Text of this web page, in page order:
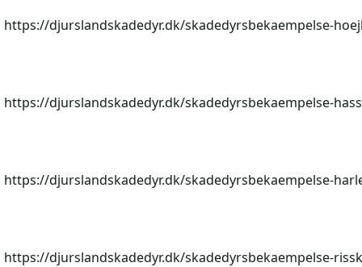
https://djurslandskadedyr.dk/skadedyrsbekaempelse-
https://djurslandskadedyr.dk/skadedyrsbekaempelse-
https://djurslandskadedyr.dk/skadedyrsbekaempelse-
https://djurslandskadedyr.dk/skadedyrsbekaempelse-